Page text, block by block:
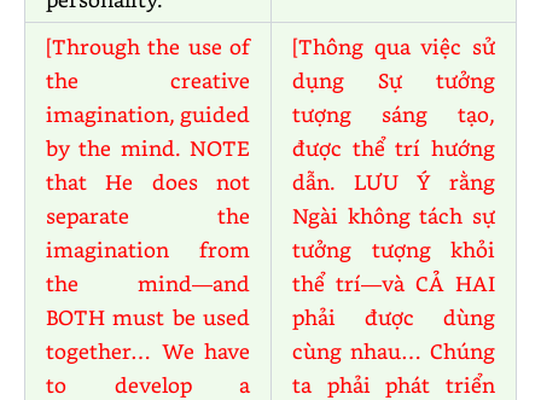
[Through the use of
the creative
imagination, guided
by the mind. NOTE
that He does not
separate the
imagination from
the mind—and
BOTH must be used
together… We have
to develop a
[Thông qua việc sử
dụng Sự tưởng
tượng sáng tạo,
được thể trí hướng
dẫn. LƯU Ý rằng
Ngài không tách sự
tưởng tượng khỏi
thể trí—và CẢ HAI
phải được dùng
cùng nhau… Chúng
ta phải phát triển